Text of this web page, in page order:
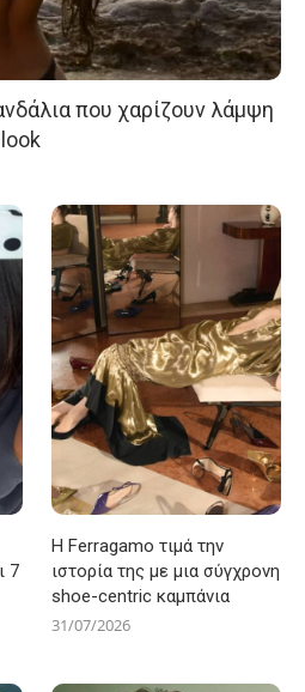
που χαρίζουν λάμψη
7
Η Ferragamo τιμά την
ιστορία της με μια σύγχρονη
shoe-centric καμπάνια
31/07/2026